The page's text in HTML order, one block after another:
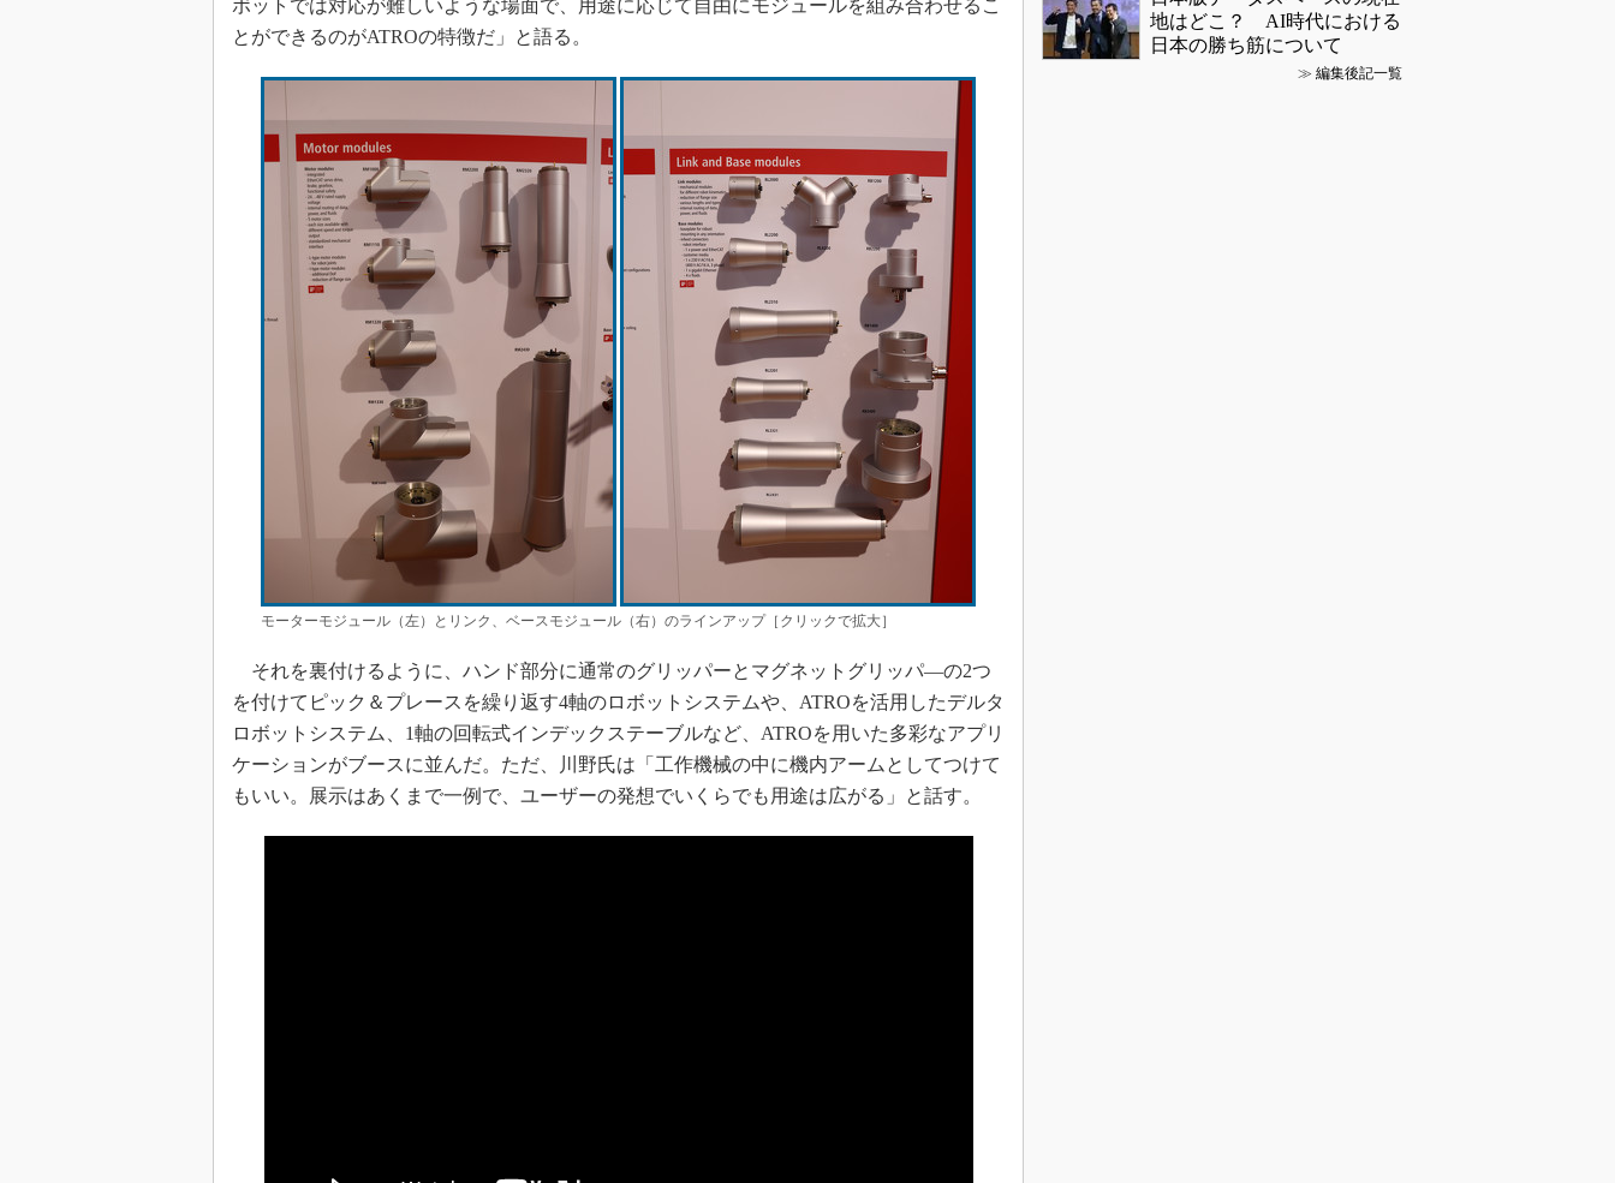
ボットでは対応が難しいような場面で、用途に応じて自由にモジュールを組み合わせるこ
とができるのがATROの特徴だ」と語る。
モーターモジュール（左）とリンク、ベースモジュール（右）のラインアップ［クリックで拡大］
それを裏付けるように、ハンド部分に通常のグリッパーとマグネットグリッパ―の2つ
を付けてピック＆プレースを繰り返す4軸のロボットシステムや、ATROを活用したデルタ
ロボットシステム、1軸の回転式インデックステーブルなど、ATROを用いた多彩なアプリ
ケーションがブースに並んだ。ただ、川野氏は「工作機械の中に機内アームとしてつけて
もいい。展示はあくまで一例で、ユーザーの発想でいくらでも用途は広がる」と話す。
地はどこ？ AI時代における
日本の勝ち筋について
≫ 編集後記一覧